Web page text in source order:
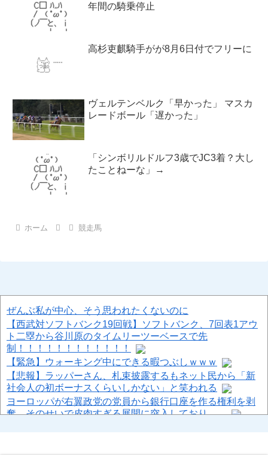
年間の騎乗停止
高杉吏麒騎手がが8月6日付でフリーに
ヴェルテンベルク「早かった」 マスカ
レードボール「遅かった」
「シンボリルドルフ3歳でJC3着？大し
たことねーな」→
ホーム 競走馬
ぜんぶ私が中心、そう思われたくないのに
【西武対ソフトバンク19回戦】ソフトバンク、7回表1アウ
ト二塁から谷川原のタイムリーツーベースで先
制！！！！！！！！！！！！
【緊急】ウォーキング中にできる暇つぶしｗｗｗ
【悲報】ラッパーさん、札束披露するもネット民から「新
社会人の初ボーナスくらいしかない」と笑われる
ヨーロッパが右翼政党の党員から銀行口座を作る権利を剥
奪、そのせいで皮肉すぎる展開に突入しており……